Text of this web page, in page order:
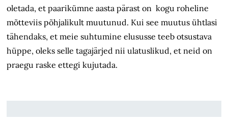
oletada, et paarikümne aasta pärast on kogu roheline
mõtteviis põhjalikult muutunud. Kui see muutus ühtlasi
tähendaks, et meie suhtumine elususse teeb otsustava
hüppe, oleks selle tagajärjed nii ulatuslikud, et neid on
praegu raske ettegi kujutada.